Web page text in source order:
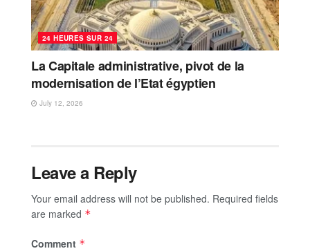
24 HEURES SUR 24
La Capitale administrative, pivot de la
modernisation de l’Etat égyptien
July 12, 2026
Leave a Reply
Your email address will not be published. Required fields
are marked *
Comment *